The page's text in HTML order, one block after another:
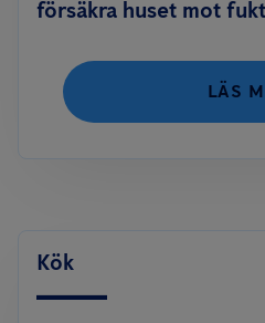
försäkra huset mot
LÄS
Kök